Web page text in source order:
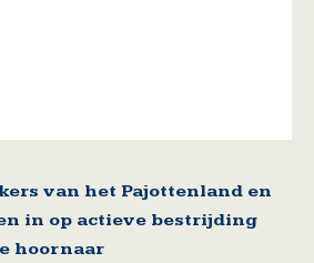
van het Pajottenland en
in op actieve bestrijding
hoornaar